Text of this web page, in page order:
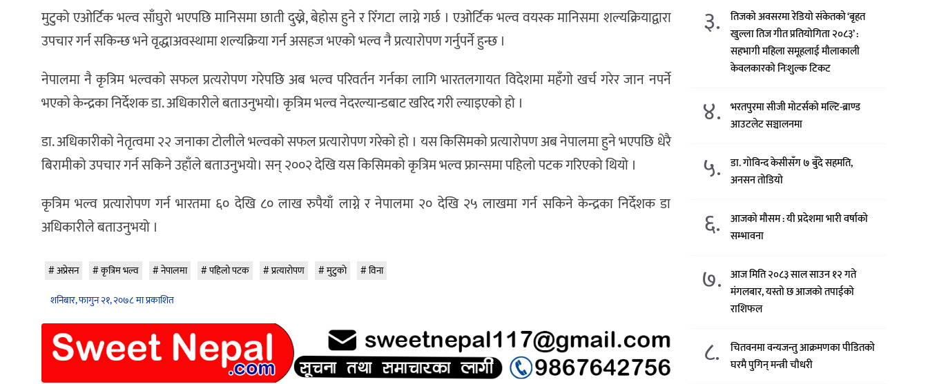
मुटुको एओर्टिक भल्व साँघुरो भएपछि मानिसमा छाती दुख्ने, बेहोस हुने र रिँगटा लाग्ने गर्छ । एओर्टिक भल्व वयस्क मानिसमा शल्यक्रियाद्वारा
उपचार गर्न सकिन्छ भने वृद्धाअवस्थामा शल्यक्रिया गर्न असहज भएको भल्व नै प्रत्यारोपण गर्नुपर्ने हुन्छ ।
नेपालमा नै कृत्रिम भल्वको सफल प्रत्यरोपण गरेपछि अब भल्व परिवर्तन गर्नका लागि भारतलगायत विदेशमा महँगाे खर्च गरेर जान नपर्ने
भएको केन्द्रका निर्देशक डा. अधिकारीले बताउनुभयो। कृत्रिम भल्व नेदरल्यान्डबाट खरिद गरी ल्याइएको हो ।
डा. अधिकारीको नेतृत्वमा २२ जनाका टोलीले भल्वको सफल प्रत्यारोपण गरेको हो । यस किसिमको प्रत्यारोपण अब नेपालमा हुने भएपछि धेरै
बिरामीको उपचार गर्न सकिने उहाँले बताउनुभयो। सन् २००२ देखि यस किसिमको कृत्रिम भल्व फ्रान्समा पहिलो पटक गरिएको थियो ।
कृत्रिम भल्व प्रत्यारोपण गर्न भारतमा ६० देखि ८० लाख रुपैयाँ लाग्ने र नेपालमा २० देखि २५ लाखमा गर्न सकिने केन्द्रका निर्देशक डा
अधिकारीले बताउनुभयो ।
अप्रेसन कृत्रिम भल्व नेपालमा पहिलो पटक प्रत्यारोपण मुटुकाे
विना
शनिबार, फागुन २१, २०७८ मा प्रकाशित
३.
तिजको अवसरमा रेडियो संकेतको ‘बृहत
खुल्ला तिज गीत प्रतियोगिता २०८३’ :
सहभागी महिला समूहलाई मौलाकाली
केवलकारको निःशुल्क टिकट
४.
भरतपुरमा सीजी मोटर्सको मल्टि-ब्राण्ड
आउटलेट सञ्चालनमा
५.
डा. गोविन्द केसीसँग ७ बुँदे सहमति,
अनसन तोडियो
६.
आजको मौसम : यी प्रदेशमा भारी वर्षाको
सम्भावना
७. आज मिति २०८३ साल साउन १२ गते
मंगलबार, यस्तो छ आजको तपाईको
राशिफल
८.
चितवनमा वन्यजन्तु आक्रमणका पीडितको
घरमै पुगिन् मन्त्री चौधरी